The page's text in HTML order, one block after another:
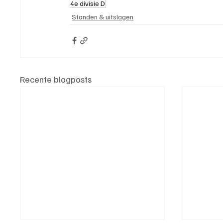
4e divisie D
Standen & uitslagen
Recente blogposts